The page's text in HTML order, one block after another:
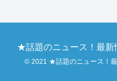
★話題のニュース！最新
© 2021 ★話題のニュース！最